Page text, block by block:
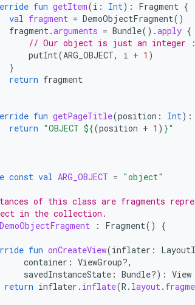
fun getItem(i : Int): Fragment {
val fragment = DemoObjectFragment()
fragment.arguments = Bundle().apply {
// Our object is just an integer
putInt(ARG_OBJECT, i + 1 )
}
return fragment
fun getPageTitle(position : Int):
return "OBJECT ${(position + 1 ) }"
const val ARG_OBJECT = "object"
of this class are fragments
in the collection.
DemoObjectFragment : Fragment() {
fun onCreateView(inflater :
container : ViewGroup?,
savedInstanceState : Bundle?) : View
return inflater . inflate(R . layout.